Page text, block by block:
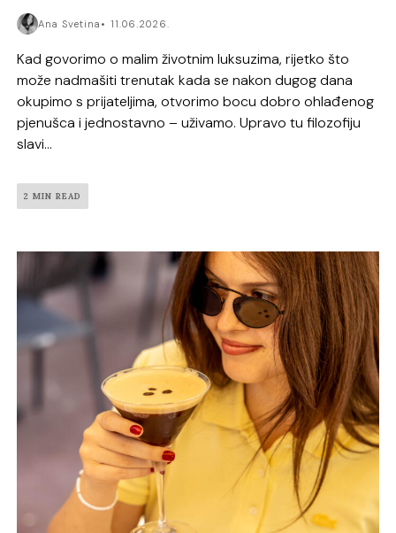
Ana Svetina 11.06.2026.
Kad govorimo o malim životnim luksuzima, rijetko što
može nadmašiti trenutak kada se nakon dugog dana
okupimo s prijateljima, otvorimo bocu dobro ohlađenog
pjenušca i jednostavno – uživamo. Upravo tu filozofiju
slavi...
2 MIN READ